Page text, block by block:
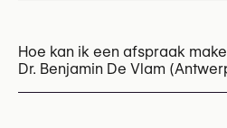
Hair Filler behandeling
Microneedling
Hoe kan ik een afspraak
Dr. Benjamin De Vlam